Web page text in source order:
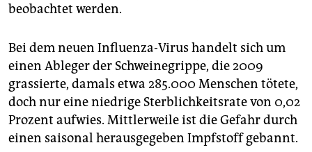
beobachtet werden.
Bei dem neuen Influenza-Virus handelt sich um
einen Ableger der Schweinegrippe, die 2009
grassierte, damals etwa 285.000 Menschen tötete,
doch nur eine niedrige Sterblichkeitsrate von 0,02
Prozent aufwies. Mittlerweile ist die Gefahr durch
einen saisonal herausgegeben Impfstoff gebannt.